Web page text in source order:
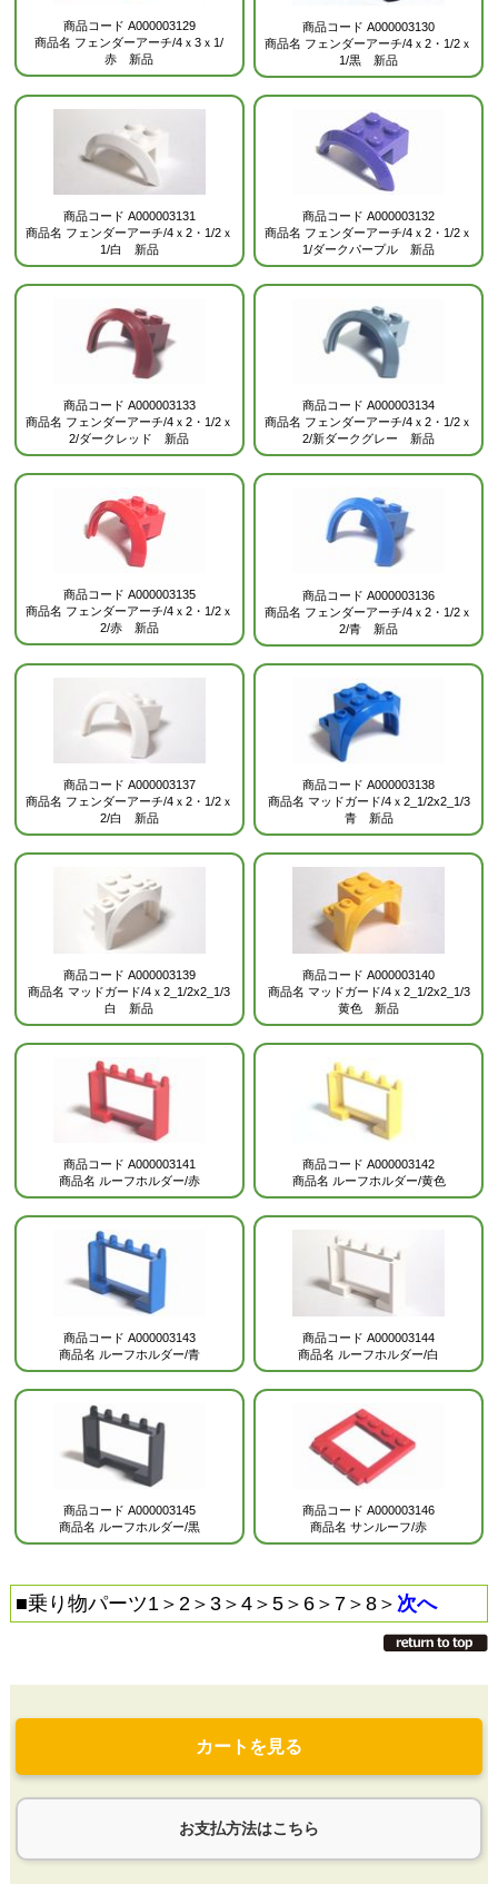
商品コード A000003129
商品名 フェンダーアーチ/4ｘ3ｘ1/
赤 新品
商品コード A000003130
商品名 フェンダーアーチ/4ｘ2・1/2ｘ
1/黒 新品
商品コード A000003131
商品名 フェンダーアーチ/4ｘ2・1/2ｘ
1/白 新品
商品コード A000003132
商品名 フェンダーアーチ/4ｘ2・1/2ｘ
1/ダークパープル 新品
商品コード A000003133
商品名 フェンダーアーチ/4ｘ2・1/2ｘ
2/ダークレッド 新品
商品コード A000003134
商品名 フェンダーアーチ/4ｘ2・1/2ｘ
2/新ダークグレー 新品
商品コード A000003135
商品名 フェンダーアーチ/4ｘ2・1/2ｘ
2/赤 新品
商品コード A000003136
商品名 フェンダーアーチ/4ｘ2・1/2ｘ
2/青 新品
商品コード A000003137
商品名 フェンダーアーチ/4ｘ2・1/2ｘ
2/白 新品
商品コード A000003138
商品名 マッドガード/4ｘ2_1/2x2_1/3
青 新品
商品コード A000003139
商品名 マッドガード/4ｘ2_1/2x2_1/3
白 新品
商品コード A000003140
商品名 マッドガード/4ｘ2_1/2x2_1/3
黄色 新品
商品コード A000003141
商品名 ルーフホルダー/赤
商品コード A000003142
商品名 ルーフホルダー/黄色
商品コード A000003143
商品名 ルーフホルダー/青
商品コード A000003144
商品名 ルーフホルダー/白
商品コード A000003145
商品名 ルーフホルダー/黒
商品コード A000003146
商品名 サンルーフ/赤
■乗り物パーツ1 ＞ 2 ＞ 3＞ 4＞ 5＞ 6＞ 7＞ 8＞ 次へ
カートを見る
お支払方法はこちら